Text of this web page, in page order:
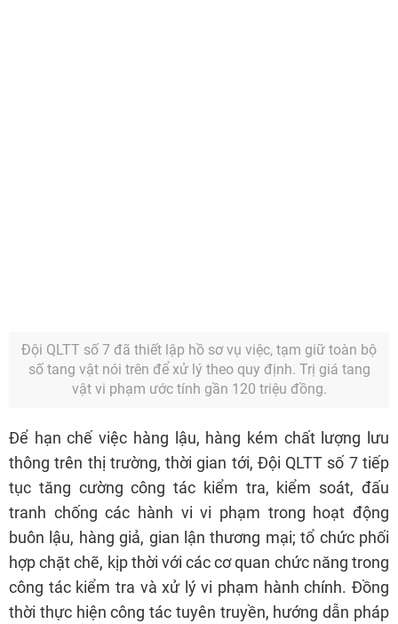
Đội QLTT số 7 đã thiết lập hồ sơ vụ việc, tạm giữ toàn bộ
số tang vật nói trên để xử lý theo quy định. Trị giá tang
vật vi phạm ước tính gần 120 triệu đồng.
Để hạn chế việc hàng lậu, hàng kém chất lượng lưu
thông trên thị trường, thời gian tới, Đội QLTT số 7 tiếp
tục tăng cường công tác kiểm tra, kiểm soát, đấu
tranh chống các hành vi vi phạm trong hoạt động
buôn lậu, hàng giả, gian lận thương mại; tổ chức phối
hợp chặt chẽ, kịp thời với các cơ quan chức năng trong
công tác kiểm tra và xử lý vi phạm hành chính. Đồng
thời thực hiện công tác tuyên truyền, hướng dẫn pháp